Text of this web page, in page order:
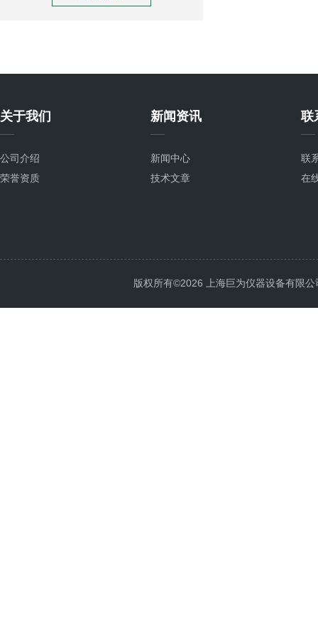
关于我们
公司介绍
荣誉资质
新闻资讯
新闻中心
技术文章
联
联
在
版权所有©2026 上海巨为仪器设备有限